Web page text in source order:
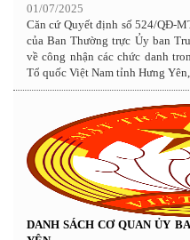
01/07/2025
Căn cứ Quyết định số 524/QĐ-
của Ban Thường trực Ủy ban
về công nhận các chức danh
Tổ quốc Việt Nam tỉnh Hưng
DANH SÁCH CƠ QUAN ỦY